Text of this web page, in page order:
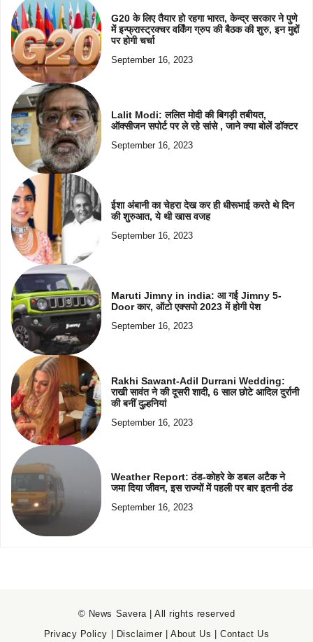
G20 के लिए तैयार हो रहगा भारत, केन्द्र सरकार ने पुणे
में इन्फ्रास्ट्रक्चर वर्किंग ग्रुप की बैठक की शुरु, इन मुद्दों
पर होगी चर्चा
September 16, 2023
Lalit Modi: ललित मोदी की बिगड़ी तबीयत,
ऑक्सीजन सपोर्ट पर ले रहे सांसे , जाने क्या बोलें डॉक्टर
September 16, 2023
ईशा अंबानी का चेहरा देख कर ही धीरूभाई करते थे दिन
की शुरुआत, ये थी खास वजह
September 16, 2023
Maruti Jimny in india: आ गई Jimny 5-
Door कार, ऑटो एक्सपो 2023 में होगी पेश
September 16, 2023
Rakhi Sawant-Adil Durrani Wedding:
राखी सावंत ने की दूसरी शादी, 6 साल छोटे आदिल दुर्रानी
की बनीं दुल्हनियां
September 16, 2023
Weather Report: ठंड-कोहरे के डबल अटैक ने
जमा दिया जीवन, इस राज्यों में पहली पर बार इतनी ठंड
September 16, 2023
© News Savera | All rights reserved
Privacy Policy | Disclaimer |About Us |Contact Us